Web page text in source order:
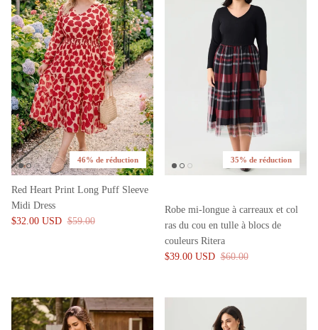
46% de réduction
Red Heart Print Long Puff Sleeve
Midi Dress
$32.00 USD $59.00
35% de réduction
Robe mi-longue à carreaux et col
ras du cou en tulle à blocs de
couleurs Ritera
$39.00 USD $60.00